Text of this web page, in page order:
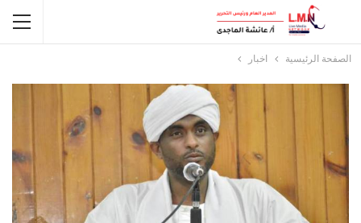
الصفحة الرئيسية اخبار